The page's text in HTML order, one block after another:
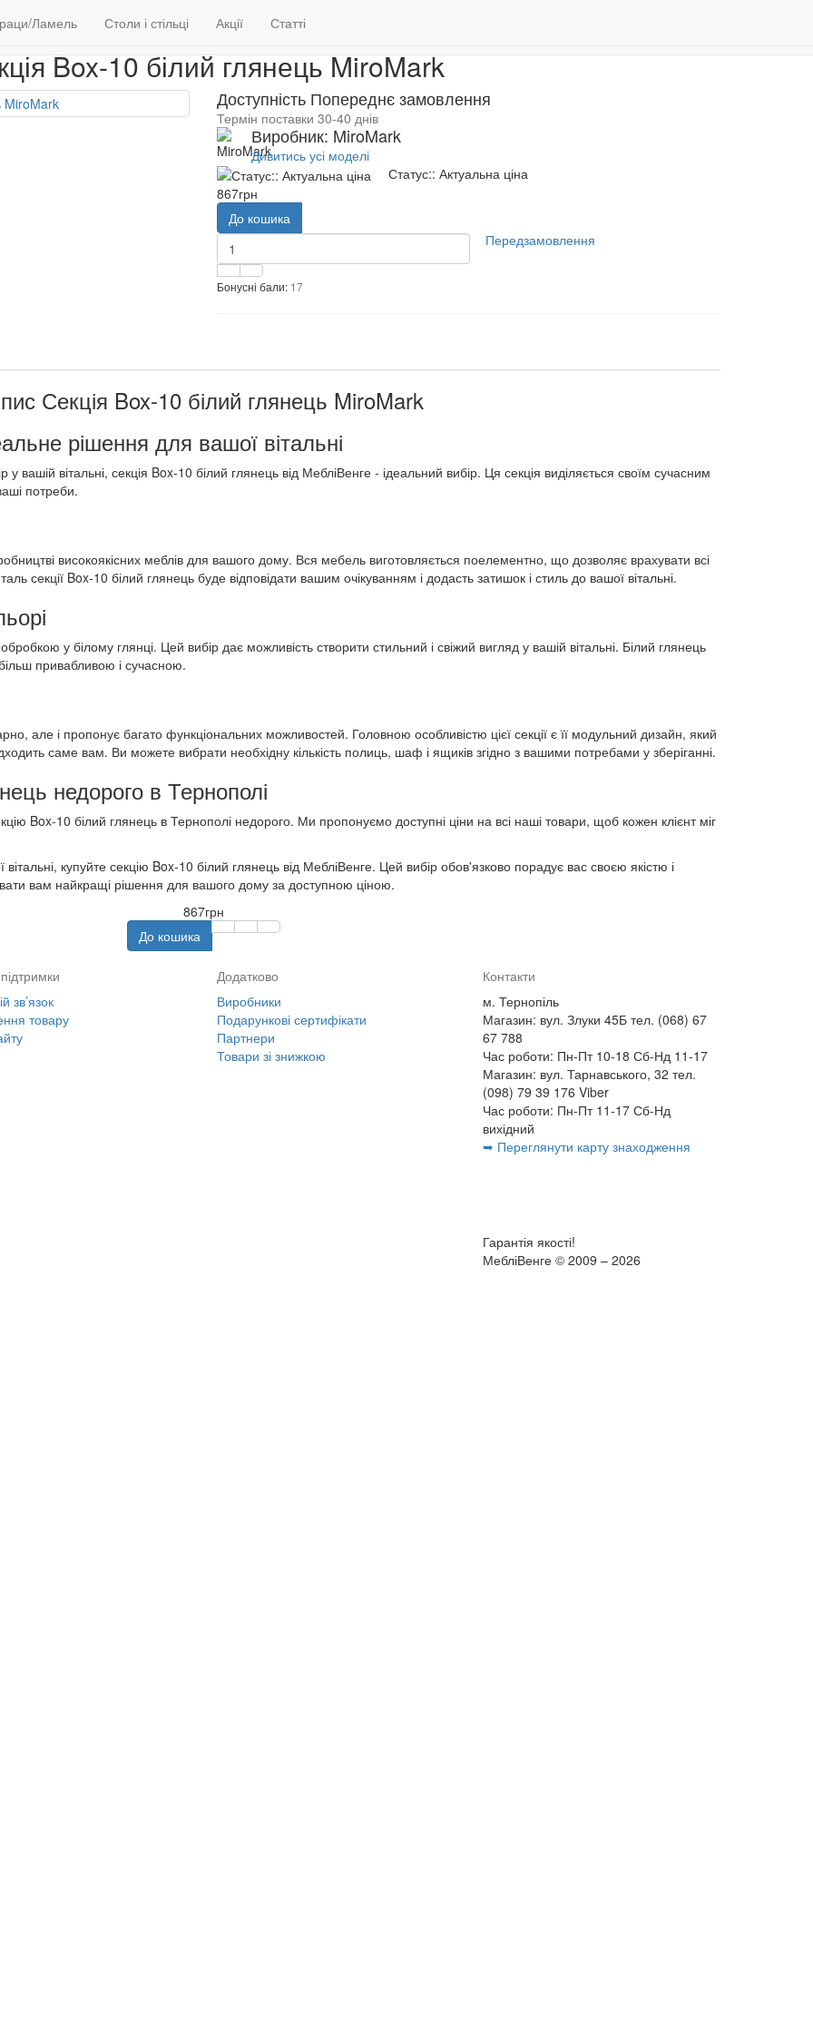
Ламель Столи і стільці Акції Статті
Вітальні Секція Box-10 білий глянець
Box-10 білий глянець MiroMark
Доступність Попереднє замовлення
Термін поставки 30-40 днів
Виробник: MiroMark
Дивитись усі моделі
Статус:: Актуальна ціна
867грн
До кошика
Передзамовлення
Бонусні бали: 17
Секція Box-10 білий глянець MiroMark
рішення для вашої вітальні
вашій вітальні, секція Box-10 білий глянець від МебліВенге - ідеальний вибір. Ця секція виділяється своїм сучасним
потреби.
високоякісних меблів для вашого дому. Вся мебель виготовляється поелементно, що дозволяє врахувати всі
секції Box-10 білий глянець буде відповідати вашим очікуванням і додасть затишок і стиль до вашої вітальні.
у білому глянці. Цей вибір дає можливість створити стильний і свіжий вигляд у вашій вітальні. Білий глянець
привабливою і сучасною.
але і пропонує багато функціональних можливостей. Головною особливістю цієї секції є її модульний дизайн, який
саме вам. Ви можете вибрати необхідну кількість полиць, шаф і ящиків згідно з вашими потребами у зберіганні.
недорого в Тернополі
Box-10 білий глянець в Тернополі недорого. Ми пропонуємо доступні ціни на всі наші товари, щоб кожен клієнт міг
купуйте секцію Box-10 білий глянець від МебліВенге. Цей вибір обов'язково порадує вас своєю якістю і
вам найкращі рішення для вашого дому за доступною ціною.
867грн
До кошика
зв’язок
товару
Додатково
Виробники
Подарункові сертифікати
Партнери
Товари зі знижкою
Контакти
м. Тернопіль
Магазин: вул. Злуки 45Б тел. (068) 67
67 788
Час роботи: Пн-Пт 10-18 Сб-Нд 11-17
Магазин: вул. Тарнавського, 32 тел.
(098) 79 39 176 Viber
Час роботи: Пн-Пт 11-17 Сб-Нд
вихідний
➥ Переглянути карту знаходження
Гарантія якості!
МебліВенге © 2009 – 2026